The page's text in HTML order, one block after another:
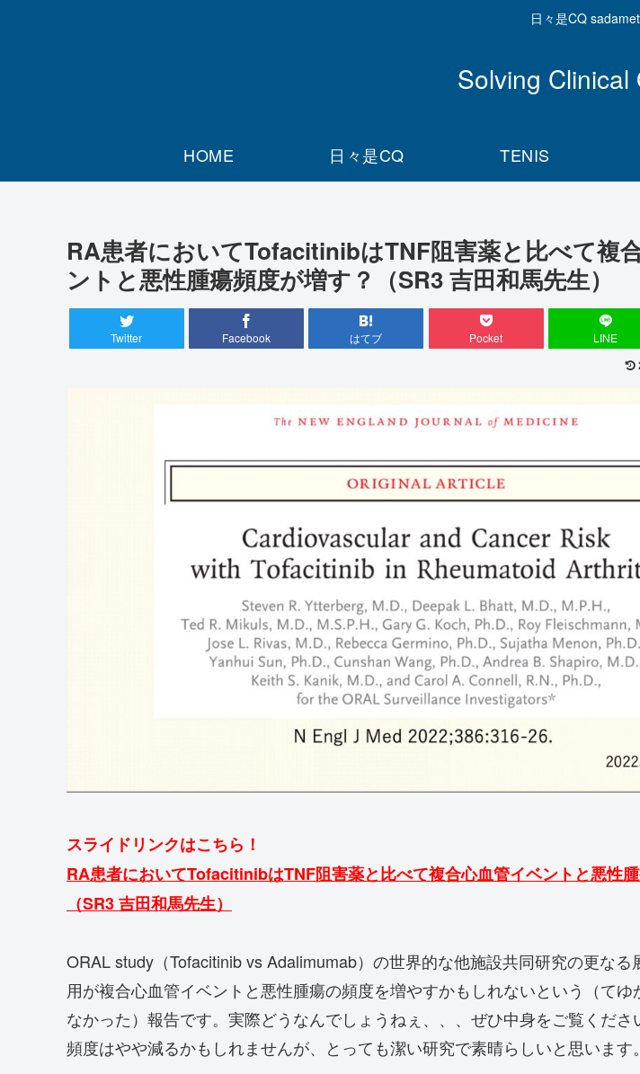
日々是CQ
Solving Clinical
HOME 日々是CQ TENIS
RA患者においてTofacitinibはTNF阻害薬と比べて複
ントと悪性腫瘍頻度が増す？（SR3 吉田和馬先生）
Twitter Facebook はてブ Pocket LINE
スライドリンクはこちら！
RA患者においてTofacitinibはTNF阻害薬と比べて複合心血管イベントと悪性
（SR3 吉田和馬先生）
ORAL study（Tofacitinib vs Adalimumab）の世界的な他施設共同研究の更なる
用が複合心血管イベントと悪性腫瘍の頻度を増やすかもしれないという（てゆ
なかった）報告です。実際どうなんでしょうねぇ、、、ぜひ中身をご覧くださ
頻度はやや減るかもしれませんが、とっても潔い研究で素晴らしいと思います。